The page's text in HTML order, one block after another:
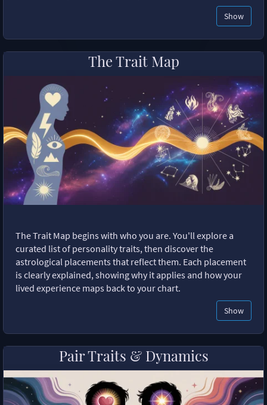
Show
The Trait Map
The Trait Map begins with who you are. You'll explore a
curated list of personality traits, then discover the
astrological placements that reflect them. Each placement
is clearly explained, showing why it applies and how your
lived experience maps back to your chart.
Show
Pair Traits & Dynamics